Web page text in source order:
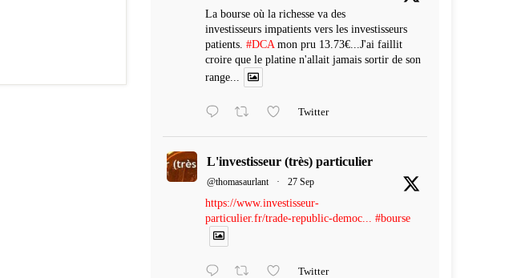
La bourse où la richesse va des
investisseurs impatients vers les investisseurs
patients. #DCAmon pru 13.73€...J'ai faillit
croire que le platine n'allait jamais sortir de son
range...
Twitter
L'investisseur (très) particulier
@thomasaurlant · 27 Sep
https://www.investisseur-
particulier.fr/trade-republic-democ... #bourse
Twitter